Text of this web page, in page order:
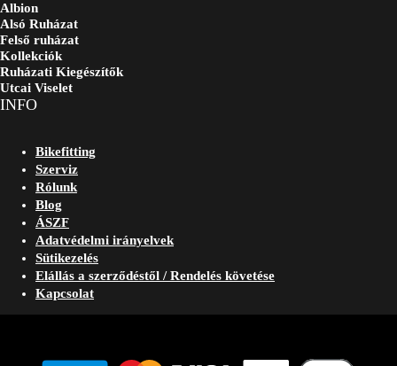
Albion
Alsó Ruházat
Felső ruházat
Kollekciók
Ruházati Kiegészítők
Utcai Viselet
INFO
Bikefitting
Szerviz
Rólunk
Blog
ÁSZF
Adatvédelmi irányelvek
Sütikezelés
Elállás a szerződéstől / Rendelés követése
Kapcsolat